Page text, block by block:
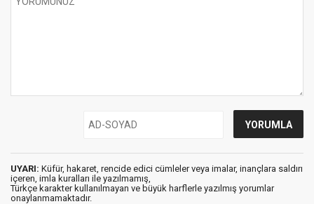
UYARI: Küfür, hakaret, rencide edici cümleler veya imalar, inançlara saldırı
içeren, imla kuralları ile yazılmamış,
Türkçe karakter kullanılmayan ve büyük harflerle yazılmış yorumlar
onaylanmamaktadır.